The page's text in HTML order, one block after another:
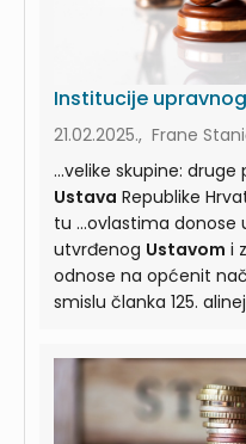
Institucije
21.02.2025., Frane
...velike skupine: druge
Ustava Republike
tu ...ovlastima donose unutar svoga djelokruga
utvrđenog Ustavom i
odnose na općenit način ...‘drugim
smislu članka 125.
u smislu članka 125.
apstraktnost i
pojam “drugi propis”